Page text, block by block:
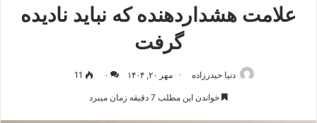
علامت هشداردهنده که نباید نادیده
گرفت
دنیا حیدرزاده مهر ۲۰, ۱۴۰۴ ۰ 11
خواندن این مطلب 7 دقیقه زمان میبرد